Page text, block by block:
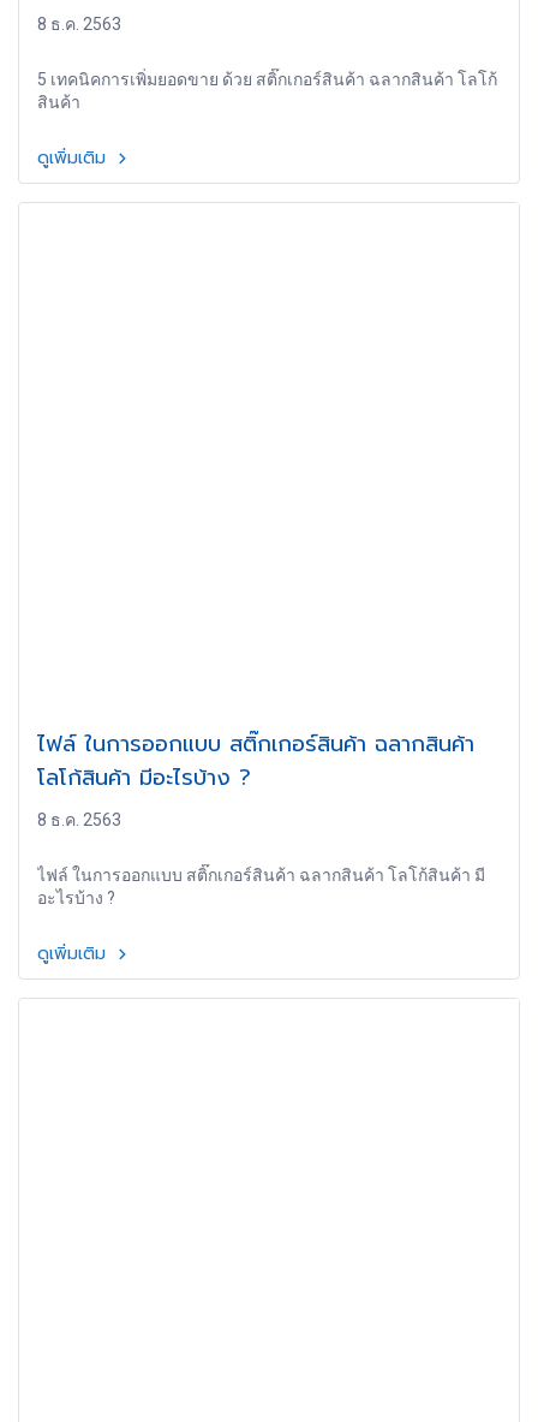
8 ธ.ค. 2563
5 เทคนิคการเพิ่มยอดขาย ด้วย สติ๊กเกอร์สินค้า ฉลากสินค้า โลโก้
สินค้า
ดูเพิ่มเติม
ไฟล์ ในการออกแบบ สติ๊กเกอร์สินค้า ฉลากสินค้า
โลโก้สินค้า มีอะไรบ้าง ?
8 ธ.ค. 2563
ไฟล์ ในการออกแบบ สติ๊กเกอร์สินค้า ฉลากสินค้า โลโก้สินค้า มี
อะไรบ้าง ?
ดูเพิ่มเติม